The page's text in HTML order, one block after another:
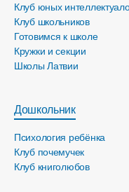
Клуб юных
Клуб школьников
Готовимся к школе
Кружки и секции
Школы Латвии
Дошкольник
Психология ребёнка
Клуб почемучек
Клуб книголюбов